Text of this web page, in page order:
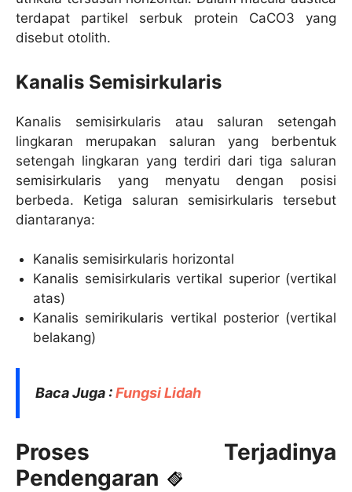
terdapat partikel serbuk protein CaCO3 yang
disebut otolith.
Kanalis Semisirkularis
Kanalis semisirkularis atau saluran setengah
lingkaran merupakan saluran yang berbentuk
setengah lingkaran yang terdiri dari tiga saluran
semisirkularis yang menyatu dengan posisi
berbeda. Ketiga saluran semisirkularis tersebut
diantaranya:
Kanalis semisirkularis horizontal
Kanalis semisirkularis vertikal superior (vertikal
atas)
Kanalis semirikularis vertikal posterior (vertikal
belakang)
Baca Juga :Fungsi Lidah
Proses Terjadinya
Pendengaran